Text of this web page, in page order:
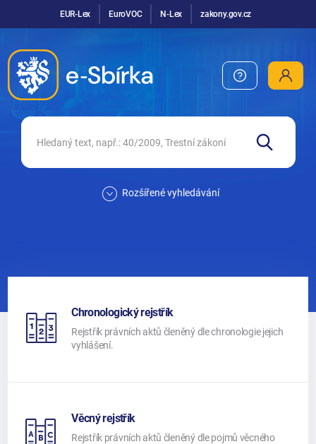
EUR-Lex EuroVOC N-Lex zakony.gov.cz
Rozšířené vyhledávání
Chronologický rejstřík
Rejstřík právních aktů členěný dle chronologie jejich
vyhlášení.
Věcný rejstřík
Rejstřík právních aktů členěný dle pojmů věcného